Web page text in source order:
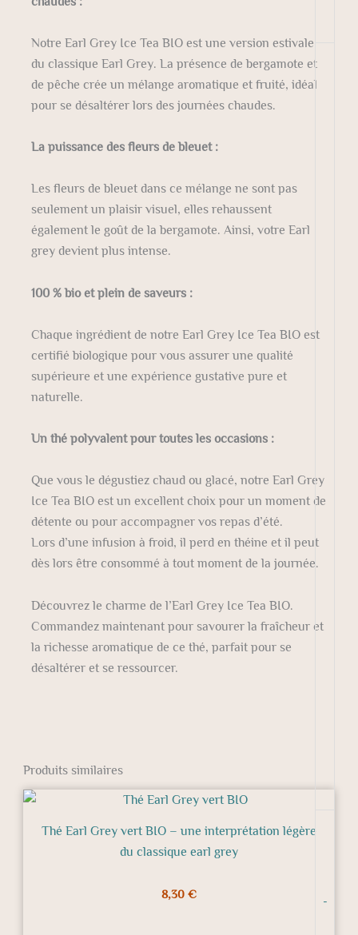
-
Notre Earl Grey Ice Tea BIO est une version estivale
du classique Earl Grey. La présence de bergamote et
de pêche crée un mélange aromatique et fruité, idéal
pour se désaltérer lors des journées chaudes.
La puissance des fleurs de bleuet :
Les fleurs de bleuet dans ce mélange ne sont pas
seulement un plaisir visuel, elles rehaussent
également le goût de la bergamote. Ainsi, votre Earl
grey devient plus intense.
100 % bio et plein de saveurs :
Chaque ingrédient de notre Earl Grey Ice Tea BIO est
certifié biologique pour vous assurer une qualité
supérieure et une expérience gustative pure et
naturelle.
Un thé polyvalent pour toutes les occasions :
Que vous le dégustiez chaud ou glacé, notre Earl Grey
Ice Tea BIO est un excellent choix pour un moment de
détente ou pour accompagner vos repas d’été.
Lors d’une infusion à froid, il perd en théine et il peut
dès lors être consommé à tout moment de la journée.
Découvrez le charme de l’Earl Grey Ice Tea BIO.
Commandez maintenant pour savourer la fraîcheur et
la richesse aromatique de ce thé, parfait pour se
désaltérer et se ressourcer.
Produits similaires
Thé Earl Grey vert BIO – une interprétation légère
du classique earl grey
8,30 €